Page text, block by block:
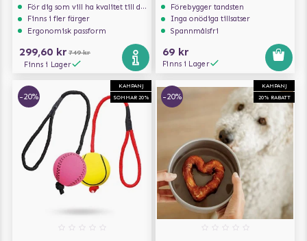
För dig som vill ha kvalitet till din hund!
Finns i fler färger
Ergonomisk passform
299,60 kr 749 kr
Finns i Lager
Förebygger tandsten
Inga onödiga tillsatser
Spannmålsfri
69 kr
Finns i Lager
KAMPANJ
SOMMAR 20%
-20%
KAMPANJ
20% RABATT
-20%